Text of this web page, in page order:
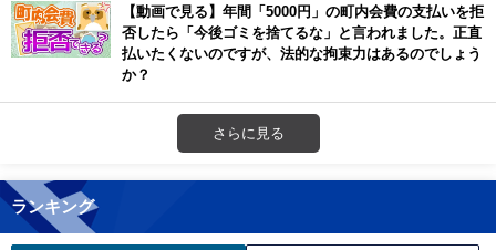
【動画で見る】年間「5000円」の町内会費の支払いを拒
否したら「今後ゴミを捨てるな」と言われました。正直
払いたくないのですが、法的な拘束力はあるのでしょう
か？
さらに見る
ランキング